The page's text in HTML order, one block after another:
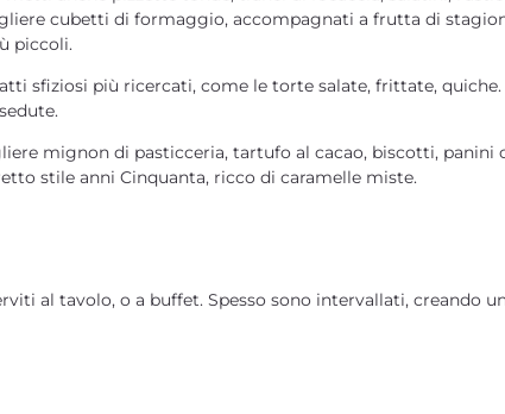
cubetti di formaggio, accompagnati a frutta di
piccoli.
sfiziosi più ricercati, come le torte salate, frittate, quiche
mignon di pasticceria, tartufo al cacao, biscotti, panini
stile anni Cinquanta, ricco di caramelle miste.
al tavolo, o a buffet.Spesso sono intervallati, creando